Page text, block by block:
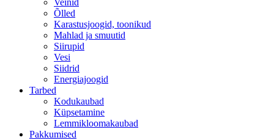
Veinid
Õlled
Karastusjoogid, toonikud
Mahlad ja smuutid
Siirupid
Vesi
Siidrid
Energiajoogid
Tarbed
Kodukaubad
Küpsetamine
Lemmikloomakaubad
Pakkumised